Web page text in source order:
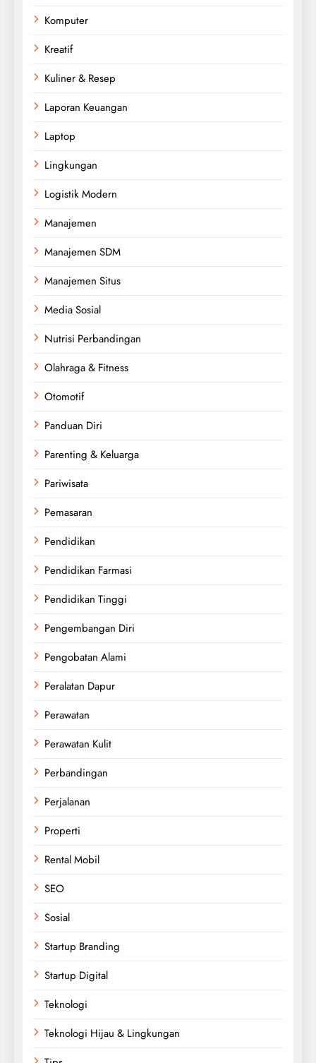
Komputer
Kreatif
Kuliner & Resep
Laporan Keuangan
Laptop
Lingkungan
Logistik Modern
Manajemen
Manajemen SDM
Manajemen Situs
Media Sosial
Nutrisi Perbandingan
Olahraga & Fitness
Otomotif
Panduan Diri
Parenting & Keluarga
Pariwisata
Pemasaran
Pendidikan
Pendidikan Farmasi
Pendidikan Tinggi
Pengembangan Diri
Pengobatan Alami
Peralatan Dapur
Perawatan
Perawatan Kulit
Perbandingan
Perjalanan
Properti
Rental Mobil
SEO
Sosial
Startup Branding
Startup Digital
Teknologi
Teknologi Hijau & Lingkungan